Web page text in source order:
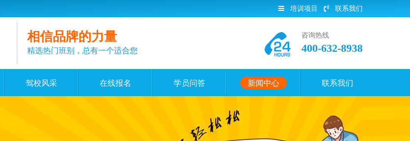
培训项目 联系我们
相信品牌的力量
精选热门班别，总有一个适合您
咨询热线
400-632-8938
驾校风采 在线报名 学员问答 新闻中心 联系我们